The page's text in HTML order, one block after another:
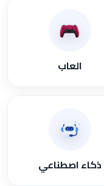
العاب
ذكاء اصطناعي